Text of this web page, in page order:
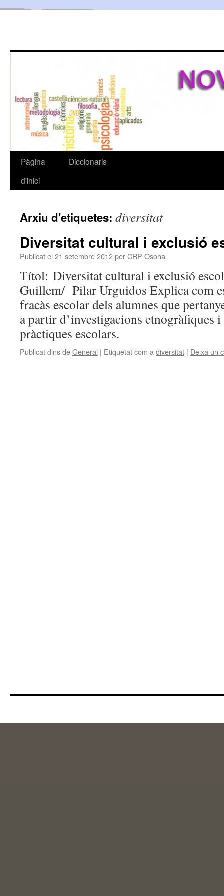
Vés
Pàgina
d'inici
Diccionaris
Arxiu d'etiquetes: diversitat
Diversitat cultural i exclusió
Publicat el 21 setembre 2012perCRP Osona
Títol: Diversitat cultural i exclusió
Guillem/ Pilar Urguidos Explica com
fracàs escolar dels alumnes que
a partir d’investigacions etnogràfiques
pràctiques escolars.
Publicat dins deGeneral | Etiquetat com a diversitat | Deixa un